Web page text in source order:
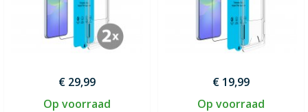
€ 29,99
Op voorraad
€ 19,99
Op voorraad